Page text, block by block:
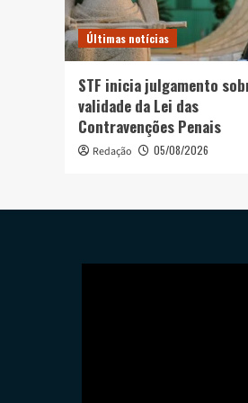
Últimas notícias
STF inicia julgamento
validade da Lei das
Contravenções Penais
Redação 05/08/2026